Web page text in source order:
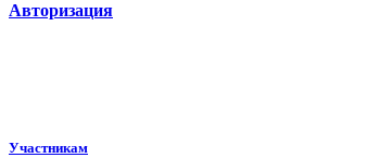
Авторизация
Участникам